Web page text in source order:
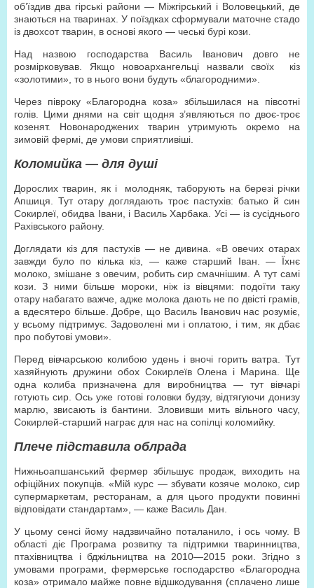
об’їздив два гірські райони — Міжгірський і Воловецький, де
знаються на тваринах. У поїздках сформували маточне стадо
із двохсот тварин, в основі якого — чеські бурі кози.
Над назвою господарства Василь Іванович довго не
розмірковував. Якщо новоархангельці назвали своїх кіз
«золотими», то в нього вони будуть «благородними».
Через півроку «Благородна коза» збільшилася на півсотні
голів. Цими днями на світ щодня з’являються по двоє-троє
козенят. Новонароджених тварин утримують окремо на
зимовій фермі, де умови сприятливіші.
Коломийка — для душі
Дорослих тварин, як і молодняк, таборують на березі річки
Апшиця. Тут отару доглядають троє пастухів: батько й син
Сокирлеї, обидва Івани, і Василь Харбака. Усі — із сусіднього
Рахівського району.
Доглядати кіз для пастухів — не дивина. «В овечих отарах
завжди було по кілька кіз, — каже старший Іван. — Їхнє
молоко, змішане з овечим, робить сир смачнішим. А тут самі
кози. З ними більше мороки, ніж із вівцями: подоїти таку
отару набагато важче, адже молока дають не по двісті грамів,
а вдесятеро більше. Добре, що Василь Іванович нас розуміє,
у всьому підтримує. Задоволені ми і оплатою, і тим, як дбає
про побутові умови».
Перед вівчарською колибою удень і вночі горить ватра. Тут
хазяйнують дружини обох Сокирлеїв Олена і Марина. Ще
одна колиба призначена для виробництва — тут вівчарі
готують сир. Ось уже готові головки будзу, відтягуючи донизу
марлю, звисають із бантини. Зловивши мить вільного часу,
Сокирлей-старший награє для нас на сопілці коломийку.
Плече підставила облрада
Нижньоапшанський фермер збільшує продаж, виходить на
офіційних покупців. «Мій курс — збувати козяче молоко, сир
супермаркетам, ресторанам, а для цього продукти повинні
відповідати стандартам», — каже Василь Дан.
У цьому сенсі йому надзвичайно поталанило, і ось чому. В
області діє Програма розвитку та підтримки тваринництва,
птахівництва і бджільництва на 2010—2015 роки. Згідно з
умовами програми, фермерське господарство «Благородна
коза» отримало майже повне відшкодування (сплачено лише